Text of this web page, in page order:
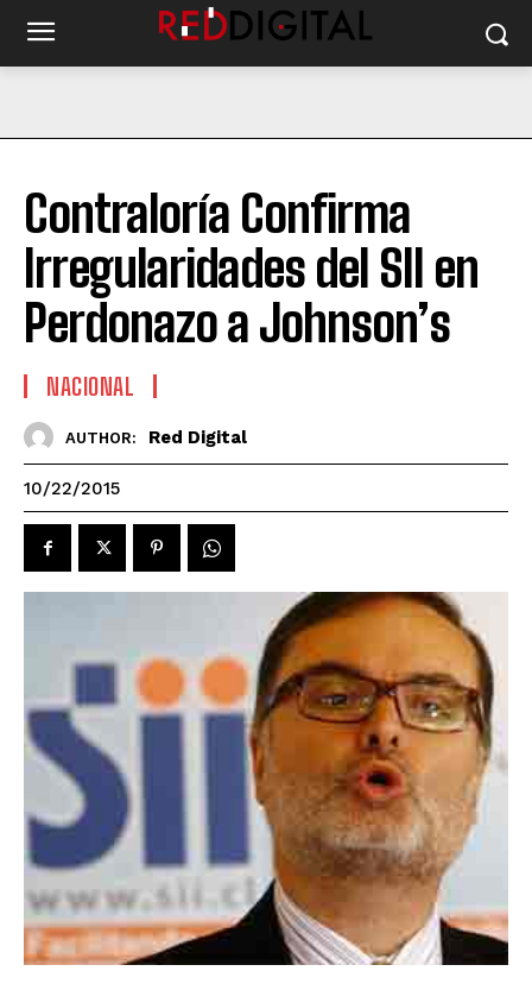
Contraloría Confirma
Irregularidades del SII en
Perdonazo a Johnson’s
NACIONAL
AUTHOR: Red Digital
10/22/2015